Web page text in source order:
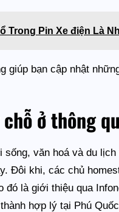
Trong Pin Xe điện Là
giúp bạn cập nhật
ở thông
văn hoá và du
Đôi khi, các chủ
là giới thiệu qua
hợp lý tại Phú